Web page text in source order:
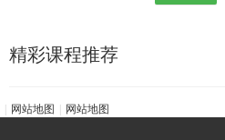
精彩课程推荐
| 网站地图 | 网站地图